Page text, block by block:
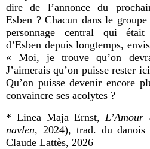
dire de l’annonce du
Esben ? Chacun dans le
personnage central qui était
d’Esben depuis longtemps,
« Moi, je trouve qu’on
J’aimerais qu’on puisse rester
Qu’on puisse devenir encore
convaincre ses acolytes ?
* Linea Maja Ernst,
navlen, 2024), trad. du danois
Claude Lattès, 2026